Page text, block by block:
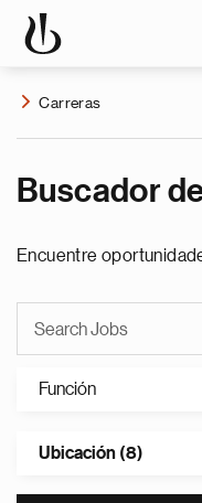
Carreras
Buscador
Encuentre
Función
Ubicación (8)